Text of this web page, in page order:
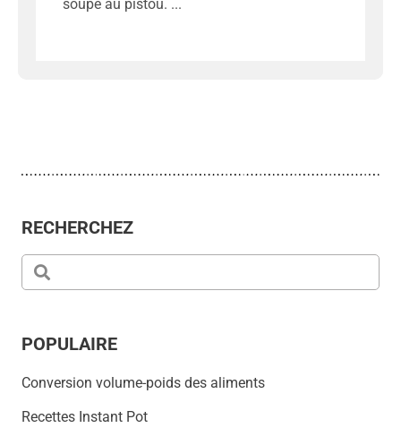
soupe au pistou.
RECHERCHEZ
POPULAIRE
Conversion volume-poids des aliments
Recettes Instant Pot